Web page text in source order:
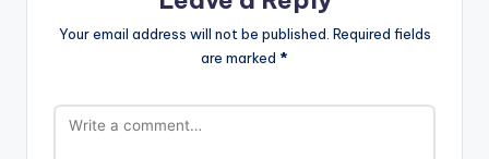
Your email address will not be published. Required fields
are marked *